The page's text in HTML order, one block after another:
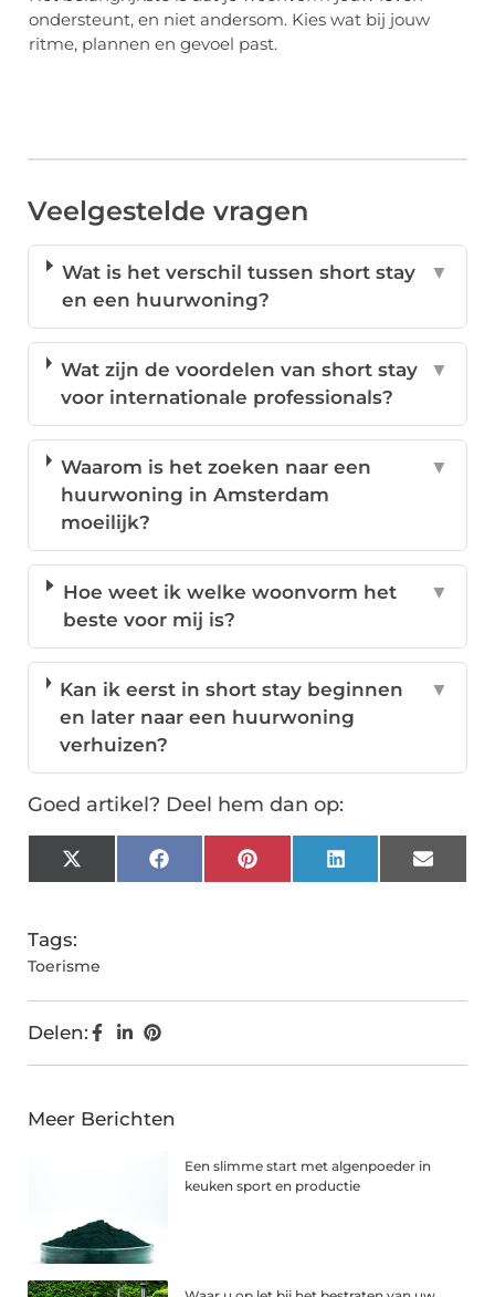
ondersteunt, en niet andersom. Kies wat bij jouw
ritme, plannen en gevoel past.
Veelgestelde vragen
Wat is het verschil tussen short stay
en een huurwoning?
▼
Wat zijn de voordelen van short stay
voor internationale professionals?
▼
Waarom is het zoeken naar een
huurwoning in Amsterdam
moeilijk?
▼
Hoe weet ik welke woonvorm het
beste voor mij is?
▼
Kan ik eerst in short stay beginnen
en later naar een huurwoning
verhuizen?
▼
Goed artikel? Deel hem dan op:
X
(Twitter)
FacebookPinterestLinkedInEmail
Tags:
Toerisme
Delen:
Meer Berichten
Een slimme start met algenpoeder in
keuken sport en productie